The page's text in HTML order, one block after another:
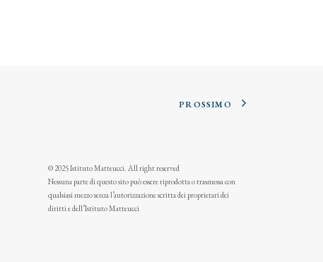
PROSSIMO
© 2025 Istituto Matteucci. All right reserved
Nessuna parte di questo sito può essere riprodotta o trasmessa con
qualsiasi mezzo senza l’autorizzazione scritta dei proprietari dei
diritti e dell’Istituto Matteucci